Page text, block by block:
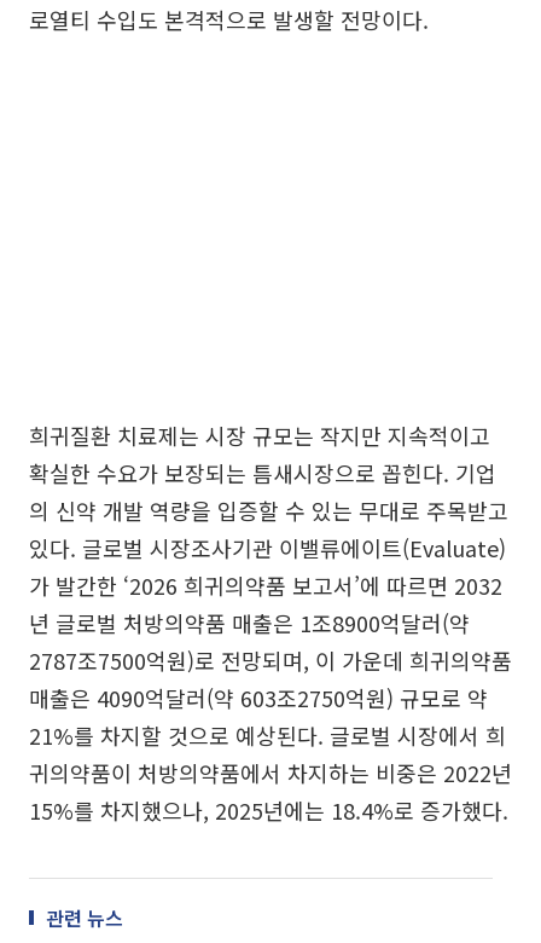
로열티 수입도 본격적으로 발생할 전망이다.
희귀질환 치료제는 시장 규모는 작지만 지속적이고
확실한 수요가 보장되는 틈새시장으로 꼽힌다. 기업
의 신약 개발 역량을 입증할 수 있는 무대로 주목받고
있다. 글로벌 시장조사기관 이밸류에이트(Evaluate)
가 발간한 ‘2026 희귀의약품 보고서’에 따르면 2032
년 글로벌 처방의약품 매출은 1조8900억달러(약
2787조7500억원)로 전망되며, 이 가운데 희귀의약품
매출은 4090억달러(약 603조2750억원) 규모로 약
21%를 차지할 것으로 예상된다. 글로벌 시장에서 희
귀의약품이 처방의약품에서 차지하는 비중은 2022년
15%를 차지했으나, 2025년에는 18.4%로 증가했다.
관련 뉴스